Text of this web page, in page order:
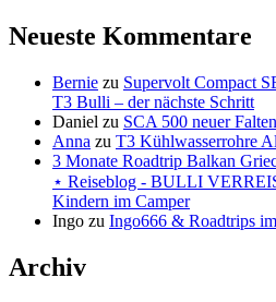
Neueste Kommentare
Bernie zu Supervolt Compact
T3 Bulli – der nächste Schritt
Daniel zu SCA 500 neuer
Anna zu T3 Kühlwasserrohre
3 Monate Roadtrip Balkan
⋆ Reiseblog - BULLI
Kindern im Camper
Ingo zu Ingo666 & Roadtrips
Archiv